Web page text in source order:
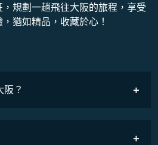
規劃一趟飛往大阪的旅程，享受
猶如精品，收藏於心！
？